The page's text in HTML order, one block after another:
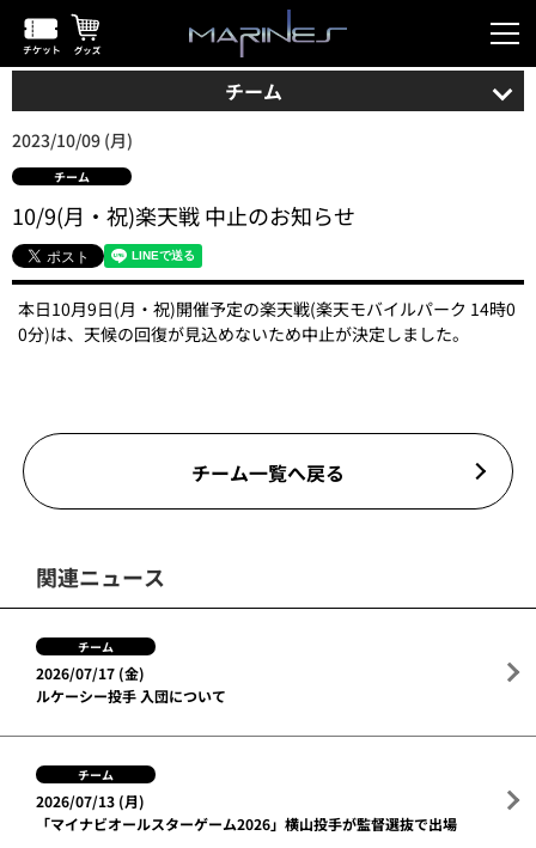
チーム
2023/10/09 (月)
チーム
10/9(月・祝)楽天戦 中止のお知らせ
本日10月9日(月・祝)開催予定の楽天戦(楽天モバイルパーク 14時0
0分)は、天候の回復が見込めないため中止が決定しました。
チーム一覧へ戻る
関連ニュース
チーム
2026/07/17 (金)
ルケーシー投手 入団について
チーム
2026/07/13 (月)
「マイナビオールスターゲーム2026」横山投手が監督選抜で出場